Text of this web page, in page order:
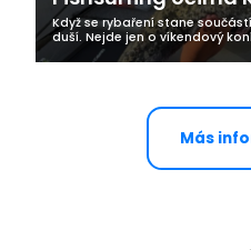
Když se rybaření stane
duší. Nejde jen o víkendový
hlubšího. Rybaření je pro ni
radost a...
Más